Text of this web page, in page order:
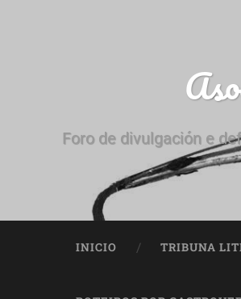
Foro de divulgación e
INICIO TRIBUNA